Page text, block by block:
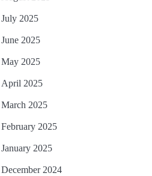
July 2025
June 2025
May 2025
April 2025
March 2025
February 2025
January 2025
December 2024